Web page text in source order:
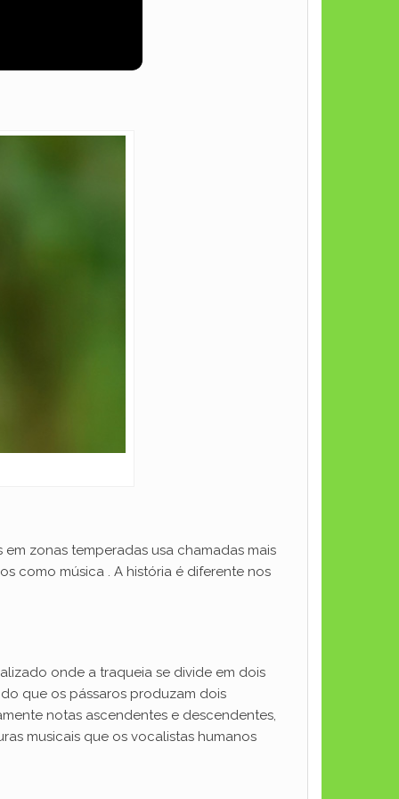
zonas temperadas usa chamadas mais
como música . A história é diferente nos
onde a traqueia se divide em dois
que os pássaros produzam dois
notas ascendentes e descendentes,
musicais que os vocalistas humanos